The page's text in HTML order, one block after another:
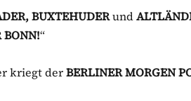
BUXTEHUDERund
BONN!“
kriegt derBERLINER MORGEN